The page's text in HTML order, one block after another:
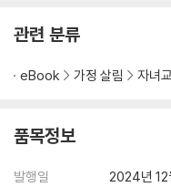
부모의 지혜로운 질문으로 아
아이의 자존감을 키워 주는 ‘애
사소한 걸 자꾸 확인하는 아이
아이가 넘어지거나 실패했을
주변에 휘둘리지 않는 단단한
관련 분류
eBook 가정 살림 자녀
품목정보
발행일
2024년 12